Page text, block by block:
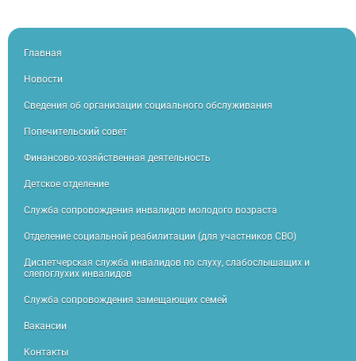
Главная
Новости
Сведения об организации социального обслуживания
Попечительский совет
Финансово-хозяйственная деятельность
Детское отделение
Служба сопровождения инвалидов молодого возраста
Отделение социальной реабилитации (для участников СВО)
Диспетчерская служба инвалидов по слуху, слабослышащих и
слепоглухих инвалидов
Служба сопровождения замещающих семей
Вакансии
Контакты